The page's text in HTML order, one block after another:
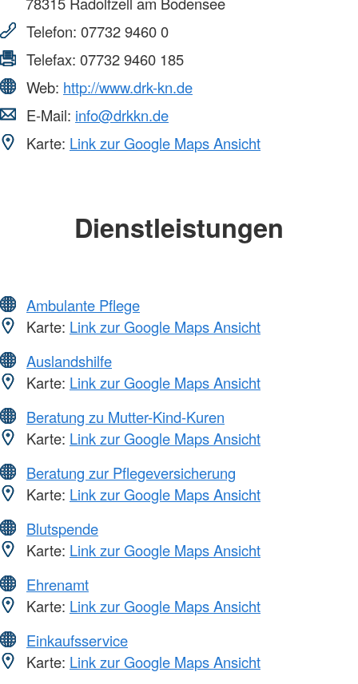
Telefon: 07732 9460 0
Telefax: 07732 9460 185
Web: http://www.drk-kn.de
E-Mail: info@drkkn.de
Karte: Link zur Google Maps Ansicht
Dienstleistungen
Ambulante Pflege
Karte: Link zur Google Maps Ansicht
Auslandshilfe
Karte: Link zur Google Maps Ansicht
Beratung zu Mutter-Kind-Kuren
Karte: Link zur Google Maps Ansicht
Beratung zur Pflegeversicherung
Karte: Link zur Google Maps Ansicht
Blutspende
Karte: Link zur Google Maps Ansicht
Ehrenamt
Karte: Link zur Google Maps Ansicht
Einkaufsservice
Karte: Link zur Google Maps Ansicht